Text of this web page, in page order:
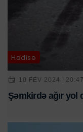
Hadisə
10 FEV 2024 | 20:47
Şəmkirdə ağır yol